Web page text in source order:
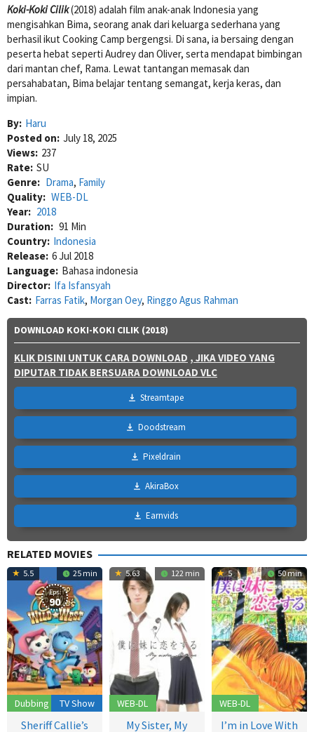
Koki-Koki Cilik(2018) adalah film anak-anak Indonesia yang
mengisahkan Bima, seorang anak dari keluarga sederhana yang
berhasil ikut Cooking Camp bergengsi. Di sana, ia bersaing dengan
peserta hebat seperti Audrey dan Oliver, serta mendapat bimbingan
dari mantan chef, Rama. Lewat tantangan memasak dan
persahabatan, Bima belajar tentang semangat, kerja keras, dan
impian.
By: Haru
Posted on: July 18, 2025
Views: 237
Rate: SU
Genre: Drama, Family
Quality: WEB-DL
Year: 2018
Duration: 91 Min
Country: Indonesia
Release: 6 Jul 2018
Language: Bahasa indonesia
Director: Ifa Isfansyah
Cast: Farras Fatik, Morgan Oey, Ringgo Agus Rahman
DOWNLOAD KOKI-KOKI CILIK (2018)
KLIK DISINI UNTUK CARA DOWNLOAD , JIKA VIDEO YANG
DIPUTAR TIDAK BERSUARA DOWNLOAD VLC
Streamtape
Doodstream
Pixeldrain
AkiraBox
Earnvids
RELATED MOVIES
5.5 25 min
Dubbing
Eps:
90
TV Show
Sheriff Callie’s
5.63 122 min
WEB-DL
My Sister, My
5 50 min
WEB-DL
I’m in Love With